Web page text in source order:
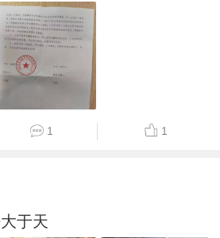
1 1
于天